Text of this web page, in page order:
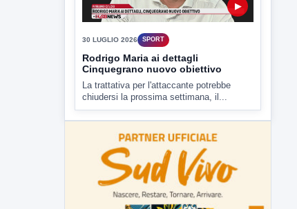
▶
30 LUGLIO 2026 SPORT
Rodrigo Maria ai dettagli
Cinquegrano nuovo obiettivo
La trattativa per l'attaccante potrebbe
chiudersi la prossima settimana, il...